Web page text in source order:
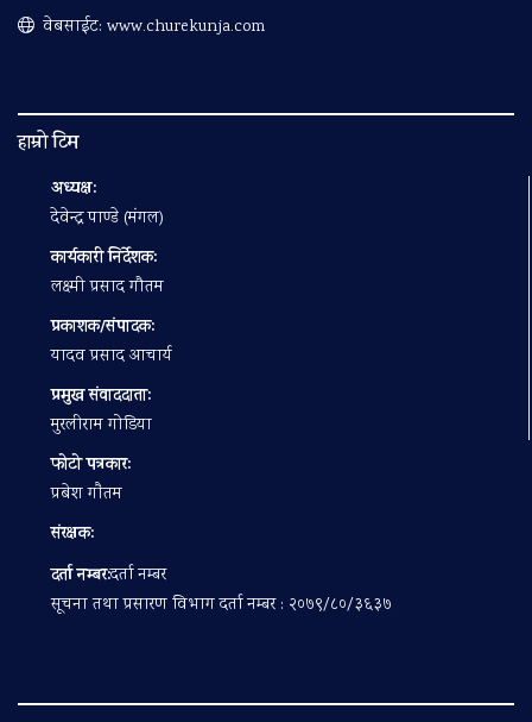
वेबसाईट: www.churekunja.com
हाम्रो टिम
अध्यक्ष:
देवेन्द्र पाण्डे (मंगल)
कार्यकारी निर्देशक:
लक्ष्मी प्रसाद गौतम
प्रकाशक/संपादक:
यादव प्रसाद आचार्य
प्रमुख संवाददाता:
मुरलीराम गोडिया
फोटो पत्रकार:
प्रबेश गाैतम
संरक्षक:
दर्ता नम्बर:दर्ता नम्बर
सूचना तथा प्रसारण विभाग दर्ता नम्बर : २०७९/८०/३६३७